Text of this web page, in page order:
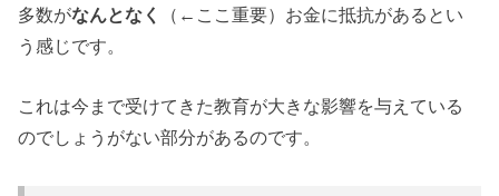
多数がなんとなく
（←ここ重要）お金に抵抗があるとい
う感じです。
これは今まで受けてきた教育が大きな影響を与えている
のでしょうがない部分があるのです。